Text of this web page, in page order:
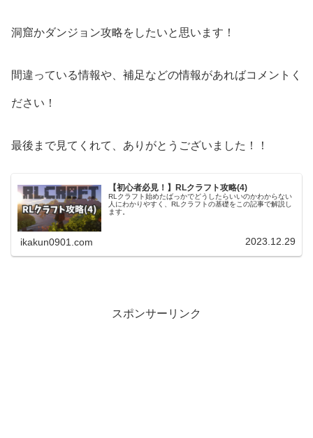
洞窟かダンジョン攻略をしたいと思います！
間違っている情報や、補足などの情報があればコメントく
ださい！
最後まで見てくれて、ありがとうございました！！
【初心者必見！】RLクラフト攻略(4)
RLクラフト始めたばっかでどうしたらいいのかわからない
人にわかりやすく、RLクラフトの基礎をこの記事で解説し
ます。
ikakun0901.com 2023.12.29
スポンサーリンク